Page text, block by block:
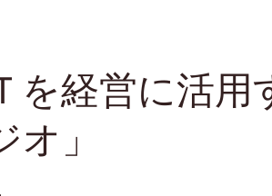
を経営に活用
オ」